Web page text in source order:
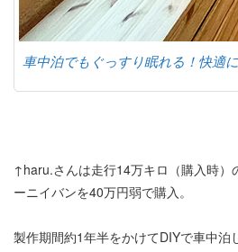
車中泊でもぐっすり眠れる！快適
↑haru.さんは走行14万キロ（購入時）
ーニイバンを40万円弱で購入。
製作期間約1年半をかけてDIYで車中泊